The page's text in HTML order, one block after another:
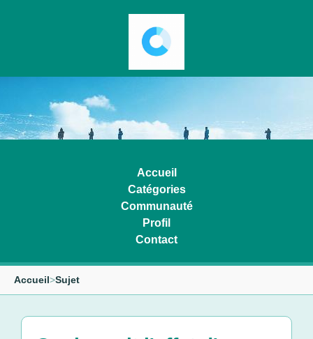
Accueil
Catégories
Communauté
Profil
Contact
Accueil>Sujet